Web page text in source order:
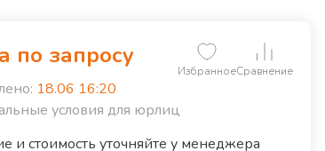
по запросу
ИзбранноеСравнение
18.06 16:20
условия для юрлиц
и стоимость уточняйте у менеджера